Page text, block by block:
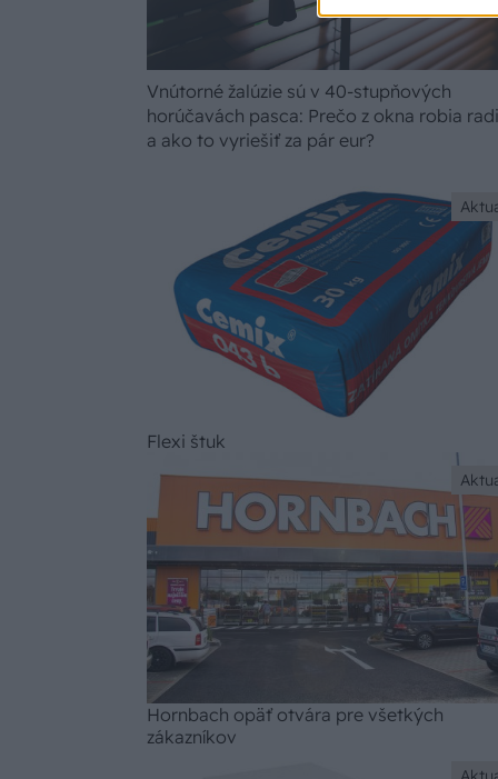
Vnútorné žalúzie sú v 40-stupňových
horúčavách pasca: Prečo z okna robia
a ako to vyriešiť za pár eur?
Flexi štuk
Hornbach opäť otvára pre všetkých
zákazníkov